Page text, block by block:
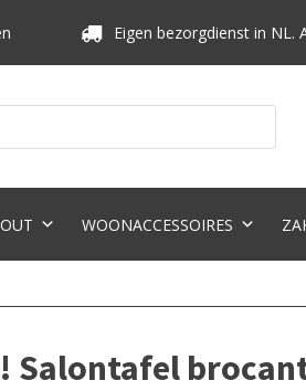
Eigen bezorgdienst in NL.
WOONACCESSOIRES
Salontafel